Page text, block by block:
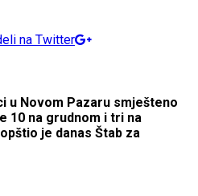
na Twitter
u Novom Pazaru smješteno
10 na grudnom i tri na
je danas Štab za